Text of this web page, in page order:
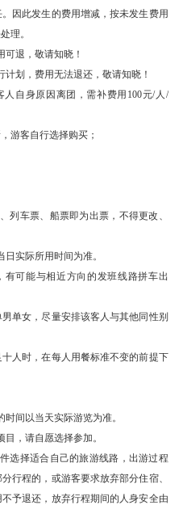
创立，其建筑融中西风格
南侨乡的建筑风格。无论
还是小巧典雅的亭台廊
龙脊凤檐、雕梁画栋，而
心，无一雷同，人们称其
美中学的道南楼、集美侨
集美学村也因此成为厦门
览时长：60 分钟)鳌园位
东南角海滨。鳌园分门
嘉庚先生陵墓三个部分。
的门廊，两厢墙上镌刻
青石浮雕，立体化连环雕
形象生动。且能雕出喜、
漫卷的红旗，薄如纸片，
真是巧夺天工，人间奇
北转乘高铁往广州南。
餐：自理
因此发生的费用增减，按未发生费用
理。
退，敬请知晓！
划，费用无法退还，敬请知晓！
自身原因离团，需补费用100元/人/
游客自行选择购买；
列车票、船票即为出票，不得更改、
实际所用时间为准。
可能与相近方向的发班线路拼车出
单女，尽量安排该客人与其他同性别
人时，在每人用餐标准不变的前提下
间以当天实际游览为准。
，请自愿选择参加。
选择适合自己的旅游线路，出游过程
行程的，或游客要求放弃部分住宿、
予退还，放弃行程期间的人身安全由